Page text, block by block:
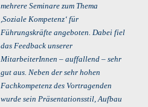
mehrere Seminare zum Thema
,Soziale Kompetenz‘ für
Führungskräfte angeboten. Dabei fiel
das Feedback unserer
MitarbeiterInnen – auffallend – sehr
gut aus. Neben der sehr hohen
Fachkompetenz des Vortragenden
wurde sein Präsentationsstil, Aufbau